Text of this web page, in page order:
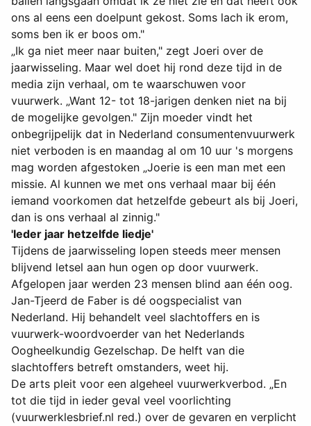
ons al eens een doelpunt gekost. Soms lach ik erom,
soms ben ik er boos om."
„Ik ga niet meer naar buiten," zegt Joeri over de
jaarwisseling. Maar wel doet hij rond deze tijd in de
media zijn verhaal, om te waarschuwen voor
vuurwerk. „Want 12- tot 18-jarigen denken niet na bij
de mogelijke gevolgen." Zijn moeder vindt het
onbegrijpelijk dat in Nederland consumentenvuurwerk
niet verboden is en maandag al om 10 uur 's morgens
mag worden afgestoken „Joerie is een man met een
missie. Al kunnen we met ons verhaal maar bij één
iemand voorkomen dat hetzelfde gebeurt als bij Joeri,
dan is ons verhaal al zinnig."
'Ieder jaar hetzelfde liedje'
Tijdens de jaarwisseling lopen steeds meer mensen
blijvend letsel aan hun ogen op door vuurwerk.
Afgelopen jaar werden 23 mensen blind aan één oog.
Jan-Tjeerd de Faber is dé oogspecialist van
Nederland. Hij behandelt veel slachtoffers en is
vuurwerk-woordvoerder van het Nederlands
Oogheelkundig Gezelschap. De helft van die
slachtoffers betreft omstanders, weet hij.
De arts pleit voor een algeheel vuurwerkverbod. „En
tot die tijd in ieder geval veel voorlichting
(vuurwerklesbrief.nl red.) over de gevaren en verplicht